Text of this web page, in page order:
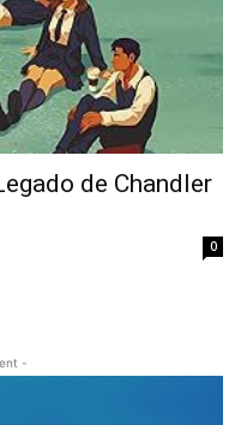
de Chandler
0
-